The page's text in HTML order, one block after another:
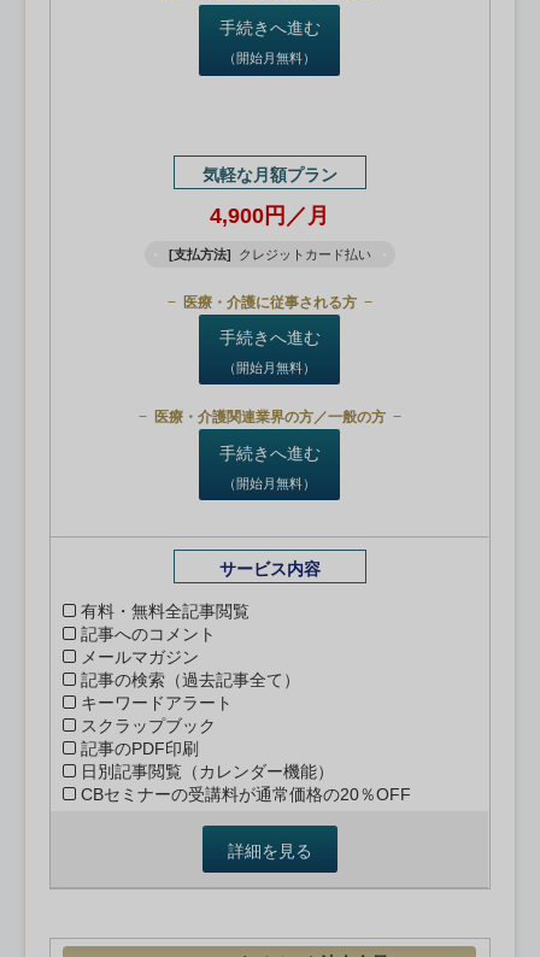
手続きへ進む
（開始月無料）
気軽な月額プラン
4,900円／月
[支払方法] クレジットカード払い
医療・介護に従事される方
手続きへ進む
（開始月無料）
医療・介護関連業界の方／一般の方
手続きへ進む
（開始月無料）
サービス内容
有料・無料全記事閲覧
記事へのコメント
メールマガジン
記事の検索（過去記事全て）
キーワードアラート
スクラップブック
記事のPDF印刷
日別記事閲覧（カレンダー機能）
CBセミナーの受講料が通常価格の20％OFF
詳細を見る